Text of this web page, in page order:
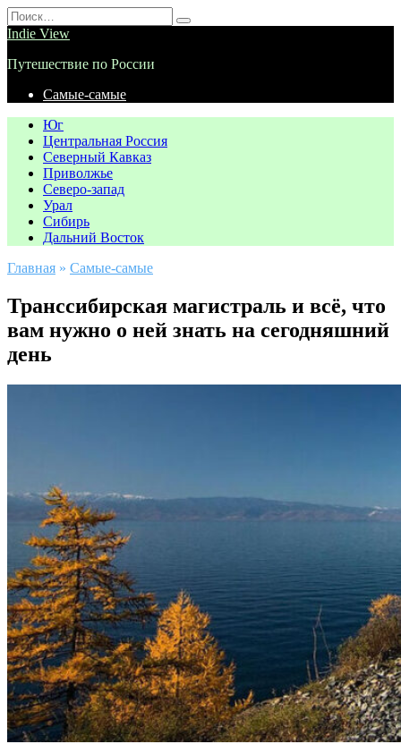
Перейти
к
Search
for:
Indie View
Путешествие по России
Самые-самые
Юг
Центральная Россия
Северный Кавказ
Приволжье
Северо-запад
Урал
Сибирь
Дальний Восток
Главная » Самые-самые
Транссибирская магистраль и всё, что
вам нужно о ней знать на сегодняшний
день